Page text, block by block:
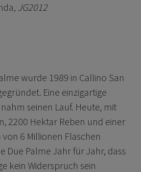
, JG2012
wurde 1989 in Callino San
Eine einzigartige
seinen Lauf. Heute, mit
2200 Hektar Reben und einer
6 Millionen Flaschen
Due Palme Jahr für Jahr, dass
kein Widerspruch sein